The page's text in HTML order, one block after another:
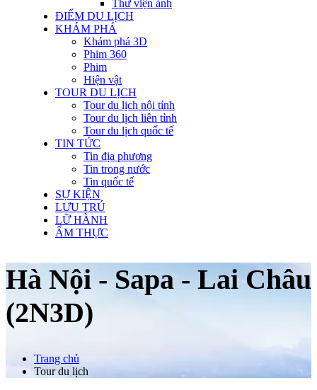
Thư viện ảnh
ĐIỂM DU LỊCH
KHÁM PHÁ
Khám phá 3D
Phim 360
Phim
Hiện vật
TOUR DU LỊCH
Tour du lịch nội tỉnh
Tour du lịch liên tỉnh
Tour du lịch quốc tế
TIN TỨC
Tin địa phương
Tin trong nước
Tin quốc tế
SỰ KIỆN
LƯU TRÚ
LỮ HÀNH
ẨM THỰC
Hà Nội - Sapa - Lai Châu
(2N3D)
Trang chủ
Tour du lịch